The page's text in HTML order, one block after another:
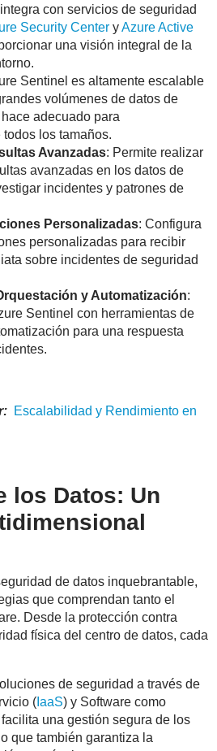
con servicios de seguridad
Security Center yAzure Active
una visión integral de la
Sentinel es altamente escalable
volúmenes de datos de
adecuado para
los tamaños.
Avanzadas: Permite realizar
avanzadas en los datos de
incidentes y patrones de
Personalizadas: Configura
personalizadas para recibir
sobre incidentes de seguridad
y Automatización:
Sentinel con herramientas de
para una respuesta
Escalabilidad y Rendimiento en
los Datos: Un
de datos inquebrantable,
que comprendan tanto el
Desde la protección contra
física del centro de datos, cada
de seguridad a través de
( IaaS) y Software como
una gestión segura de los
que también garantiza la